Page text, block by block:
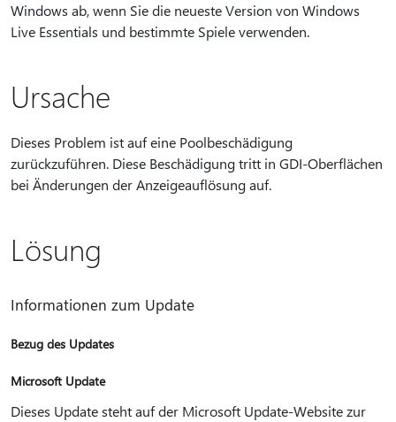
Windows ab, wenn Sie die neueste Version von Windows
Live Essentials und bestimmte Spiele verwenden.
Ursache
Dieses Problem ist auf eine Poolbeschädigung
zurückzuführen. Diese Beschädigung tritt in GDI-Oberflächen
bei Änderungen der Anzeigeauflösung auf.
Lösung
Informationen zum Update
Bezug des Updates
Microsoft Update
Dieses Update steht auf der Microsoft Update-Website zur